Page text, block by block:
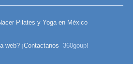
Pilates y Yoga en México
web? ¡Contactanos 360goup!